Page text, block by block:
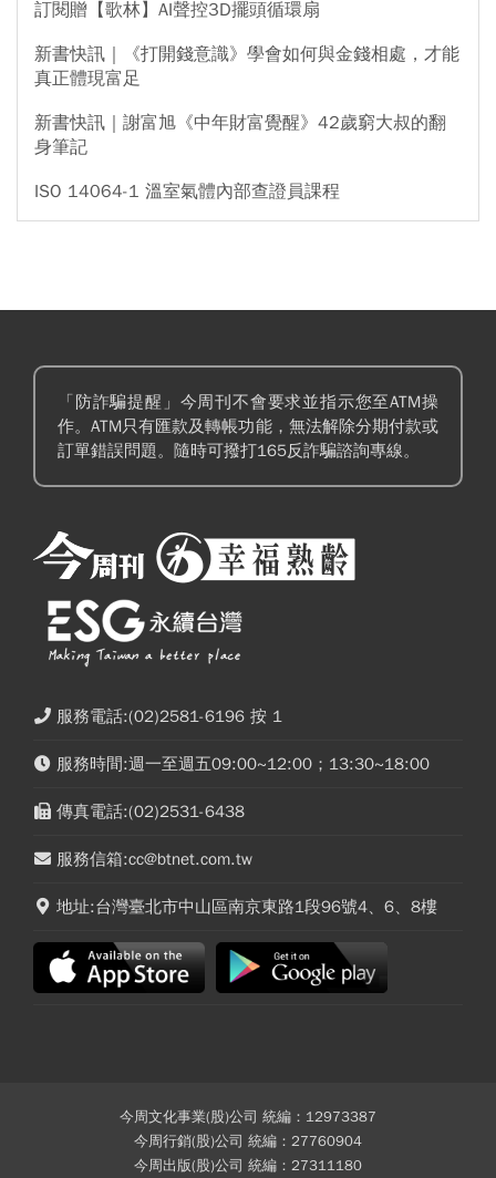
訂閱贈【歌林】AI聲控3D擺頭循環扇
新書快訊｜《打開錢意識》學會如何與金錢相處，才能
真正體現富足
新書快訊｜謝富旭《中年財富覺醒》42歲窮大叔的翻
身筆記
ISO 14064-1 溫室氣體內部查證員課程
「防詐騙提醒」今周刊不會要求並指示您至ATM操
作。ATM只有匯款及轉帳功能，無法解除分期付款或
訂單錯誤問題。隨時可撥打165反詐騙諮詢專線。
服務電話:(02)2581-6196 按 1
服務時間:週一至週五09:00~12:00；13:30~18:00
傳真電話:(02)2531-6438
服務信箱:cc@btnet.com.tw
地址:台灣臺北市中山區南京東路1段96號4、6、8樓
今周文化事業(股)公司 統編：12973387
今周行銷(股)公司 統編：27760904
今周出版(股)公司 統編：27311180